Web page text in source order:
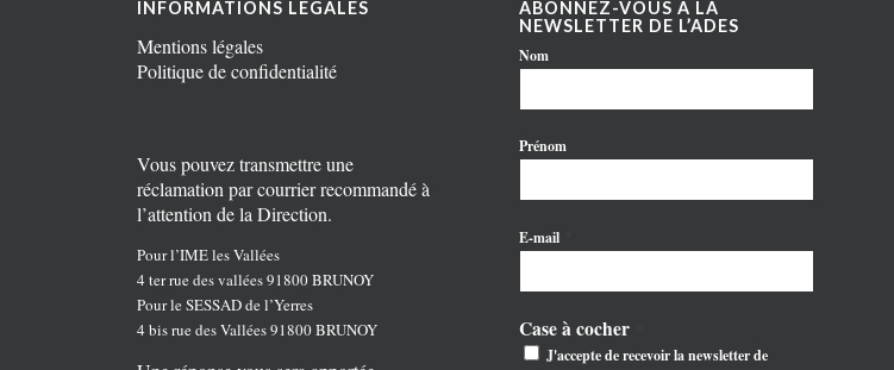
INFORMATIONS LEGALES
Mentions légales
Politique de confidentialité
Vous pouvez transmettre une
réclamation par courrier recommandé à
l’attention de la Direction.
Pour l’IME les Vallées
4 ter rue des vallées 91800 BRUNOY
Pour le SESSAD de l’Yerres
4 bis rue des Vallées 91800 BRUNOY
ABONNEZ-VOUS A LA
NEWSLETTER DE L’ADES
Nom
Prénom
E-mail
Case à cocher
J'accepte de recevoir la newsletter de